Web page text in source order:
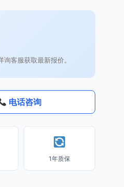
客服获取最新报价。
电话咨询
1年质保